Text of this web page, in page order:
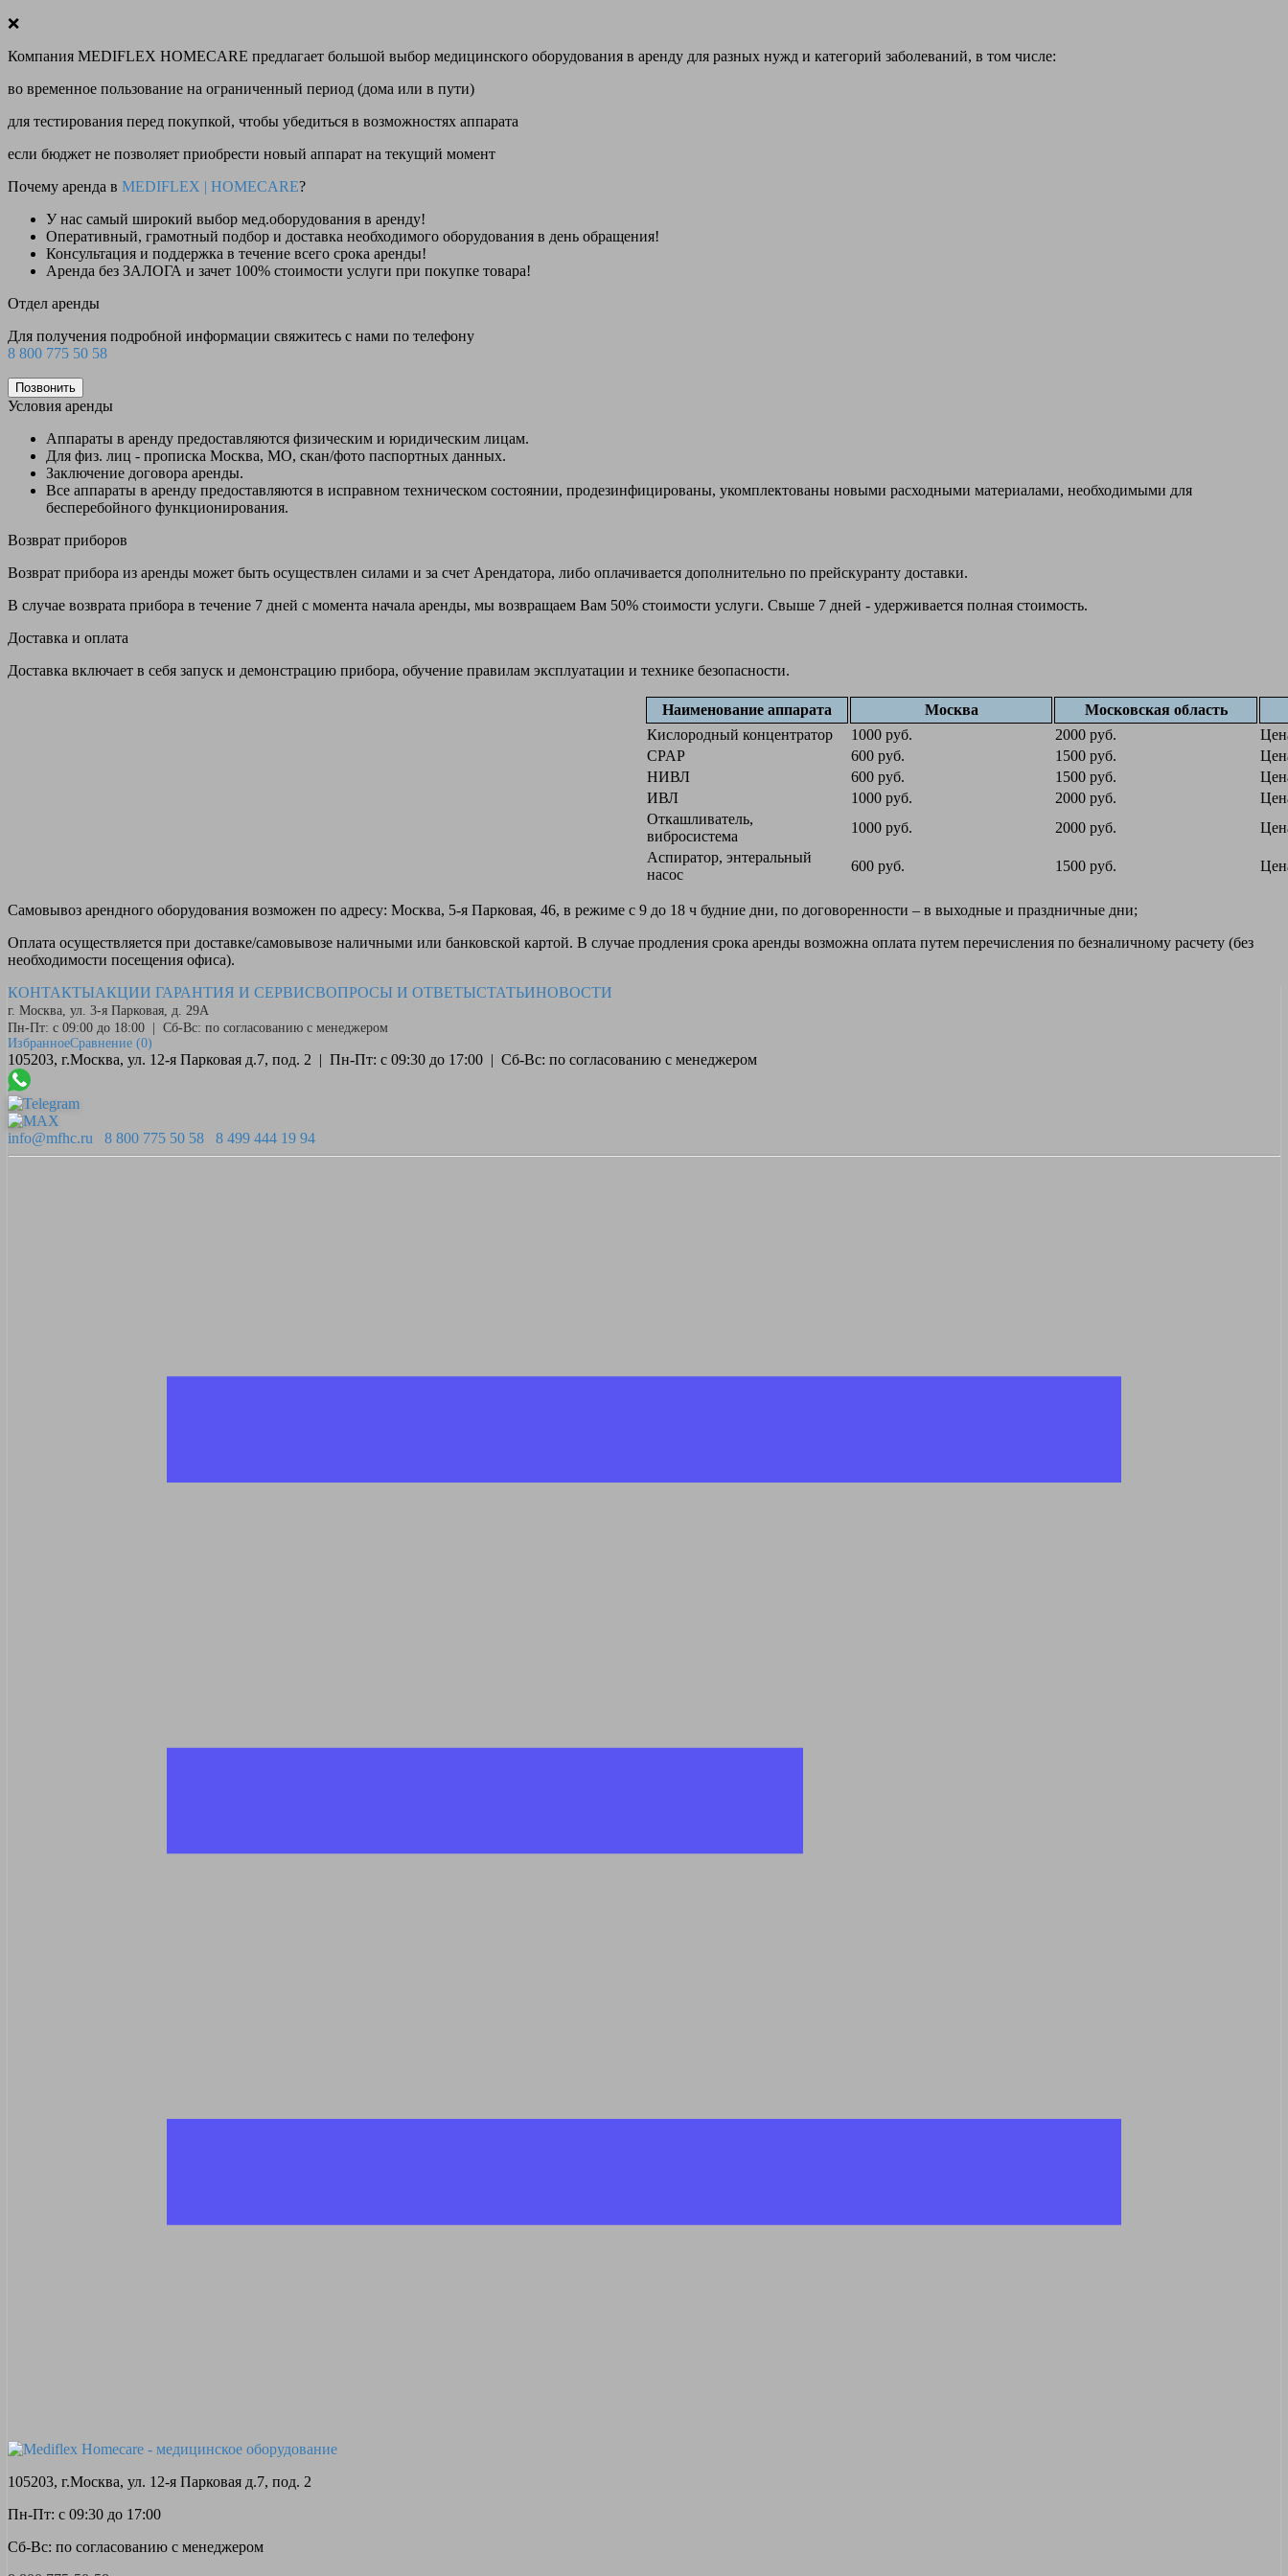
❌
Компания MEDIFLEX HOMECARE предлагает большой выбор медицинского оборудования в аренду для разных нужд и категорий заболеваний, в том числе:
во временное пользование на ограниченный период (дома или в пути)
для тестирования перед покупкой, чтобы убедиться в возможностях аппарата
если бюджет не позволяет приобрести новый аппарат на текущий момент
Почему аренда в MEDIFLEX | HOMECARE?
У нас самый широкий выбор мед.оборудования в аренду!
Оперативный, грамотный подбор и доставка необходимого оборудования в день обращения!
Консультация и поддержка в течение всего срока аренды!
Аренда без ЗАЛОГА и зачет 100% стоимости услуги при покупке товара!
Отдел аренды
Для получения подробной информации свяжитесь с нами по телефону
8 800 775 50 58
Позвонить
Условия аренды
Аппараты в аренду предоставляются физическим и юридическим лицам.
Для физ. лиц - прописка Москва, МО, скан/фото паспортных данных.
Заключение договора аренды.
Все аппараты в аренду предоставляются в исправном техническом состоянии, продезинфицированы, укомплектованы новыми расходными материалами, необходимыми для
бесперебойного функционирования.
Возврат приборов
Возврат прибора из аренды может быть осуществлен силами и за счет Арендатора, либо оплачивается дополнительно по прейскуранту доставки.
В случае возврата прибора в течение 7 дней с момента начала аренды, мы возвращаем Вам 50% стоимости услуги. Свыше 7 дней - удерживается полная стоимость.
Доставка и оплата
Доставка включает в себя запуск и демонстрацию прибора, обучение правилам эксплуатации и технике безопасности.
Наименование аппарата Москва
Московская область
Кислородный концентратор
1000 руб. 2000 руб.
CPAP
600 руб. 1500 руб.
НИВЛ
600 руб. 1500 руб.
ИВЛ
1000 руб. 2000 руб.
Откашливатель,
вибросистема
1000 руб. 2000 руб.
Аспиратор, энтеральный
насос
600 руб. 1500 руб.
Самовывоз арендного оборудования возможен по адресу: Москва, 5-я Парковая, 46, в режиме с 9 до 18 ч будние дни, по договоренности – в выходные и праздничные дни;
Оплата осуществляется при доставке/самовывозе наличными или банковской картой. В случае продления срока аренды возможна оплата путем перечисления по безналичному расчету (без
необходимости посещения офиса).
КОНТАКТЫАКЦИИ ГАРАНТИЯ И СЕРВИСВОПРОСЫ И ОТВЕТЫСТАТЬИНОВОСТИ
г. Москва, ул. 3-я Парковая, д. 29А
Пн-Пт: с 09:00 до 18:00 | Сб-Вс: по согласованию с менеджером
ИзбранноеСравнение (0)
105203, г.Москва, ул. 12-я Парковая д.7, под. 2 | Пн-Пт: с 09:30 до 17:00 | Сб-Вс: по согласованию с менеджером
info@mfhc.ru 8 800 775 50 58 8 499 444 19 94
105203, г.Москва, ул. 12-я Парковая д.7, под. 2
Пн-Пт: с 09:30 до 17:00
Сб-Вс: по согласованию с менеджером